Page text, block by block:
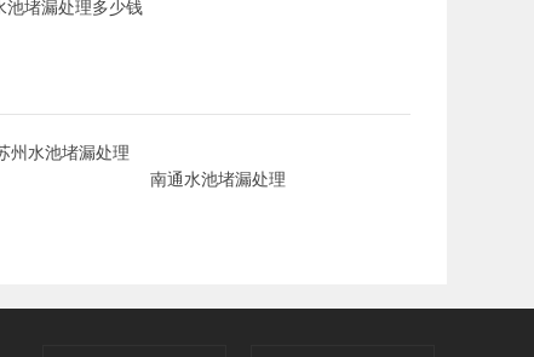
池堵漏处理多少钱
州水池堵漏处理
南通水池堵漏处理